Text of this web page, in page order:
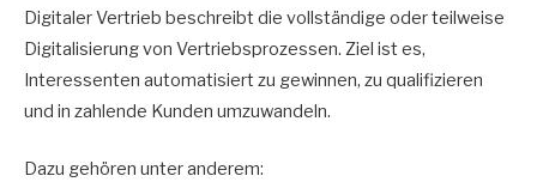
Digitaler Vertrieb beschreibt die vollständige oder teilweise
Digitalisierung von Vertriebsprozessen. Ziel ist es,
Interessenten automatisiert zu gewinnen, zu qualifizieren
und in zahlende Kunden umzuwandeln.
Dazu gehören unter anderem: